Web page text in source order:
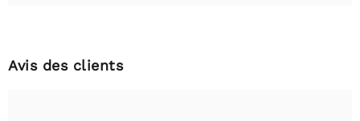
Avis des clients